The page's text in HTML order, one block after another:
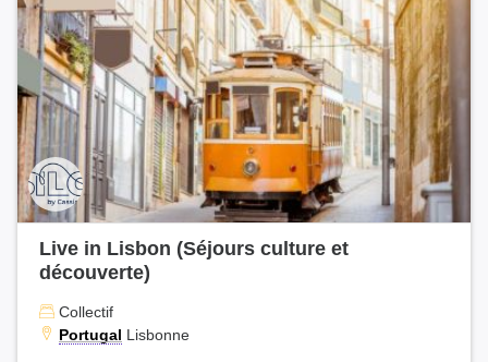
Live in Lisbon (Séjours culture et
découverte)
Collectif
Portugal Lisbonne